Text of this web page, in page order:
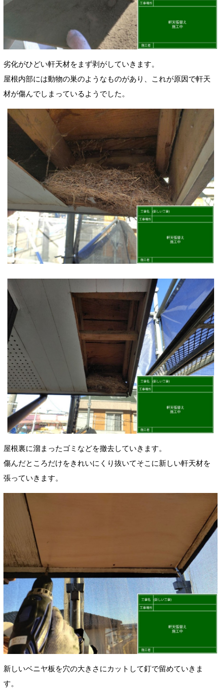
劣化がひどい軒天材をまず剥がしていきます。
屋根内部には動物の巣のようなものがあり、これが原因で軒天
材が傷んでしまっているようでした。
屋根裏に溜まったゴミなどを撤去していきます。
傷んだところだけをきれいにくり抜いてそこに新しい軒天材を
張っていきます。
新しいベニヤ板を穴の大きさにカットして釘で留めていきま
す。